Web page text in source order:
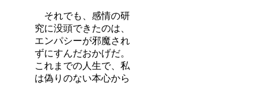
それでも、感情の研
究に没頭できたのは、
エンパシーが邪魔され
ずにすんだおかげだ。
これまでの人生で、私
は偽りのない本心から